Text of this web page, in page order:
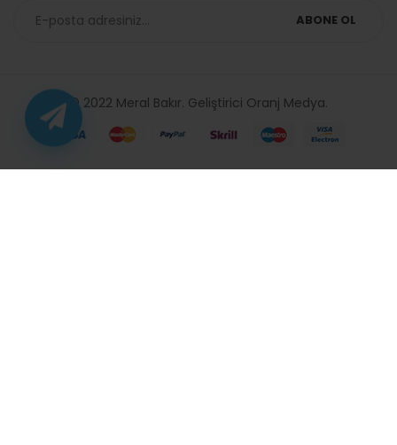
ABONE OL
© 2022 Meral Bakır. Geliştirici Oranj Medya.